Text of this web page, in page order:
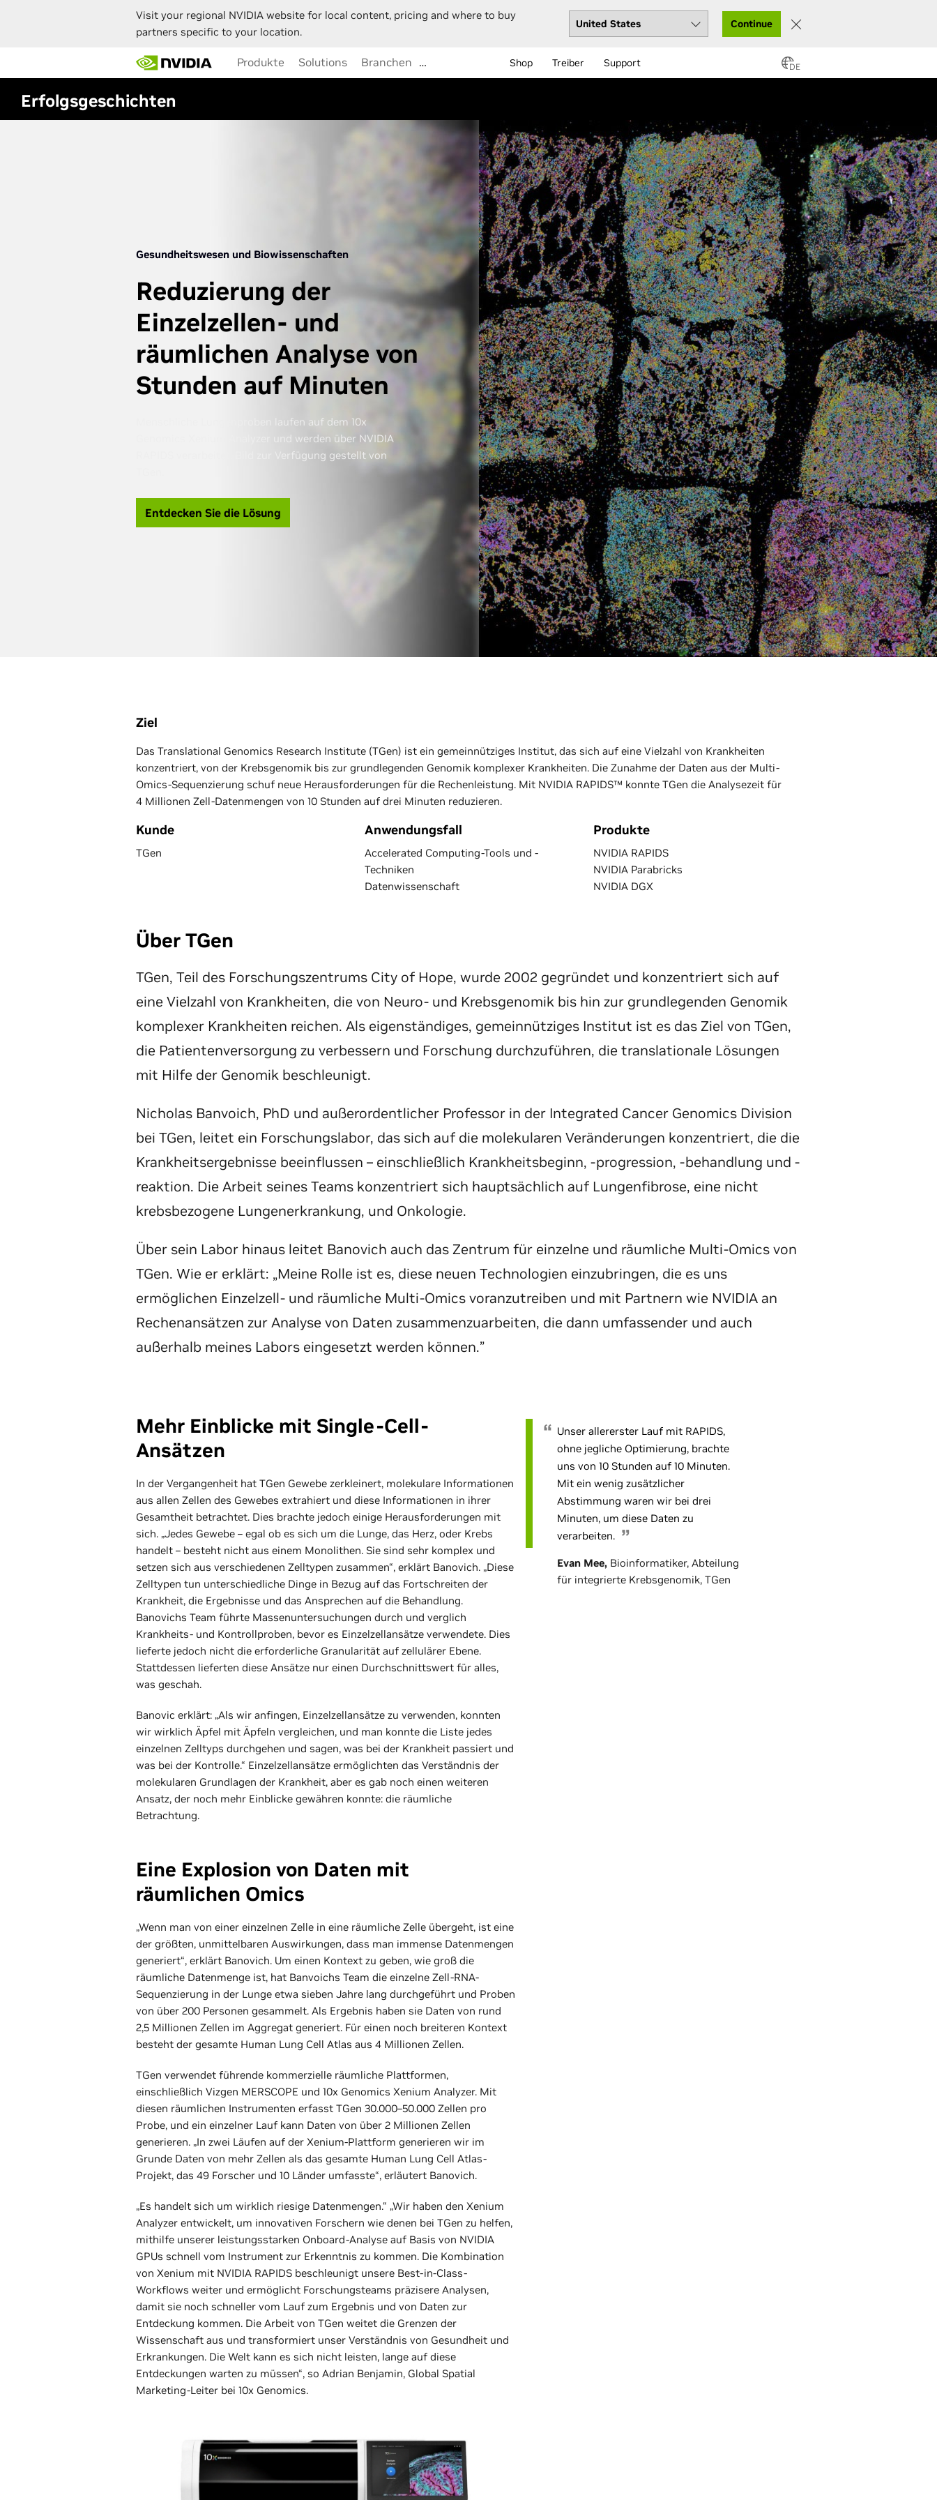
Visit your regional NVIDIA website for local content, pricing and where to buy
partners specific to your location.
Continue
main
content
Produkte Solutions Branchen … Shop Treiber Support DE
Erfolgsgeschichten
Gesundheitswesen und Biowissenschaften
Reduzierung der
Einzelzellen- und
räumlichen Analyse von
Stunden auf Minuten
Menschliche Lungenproben laufen auf dem 10x
Genomics Xenium Analyzer und werden über NVIDIA
RAPIDS verarbeitet. Bild zur Verfügung gestellt von
Entdecken Sie die Lösung
Ziel
Das Translational Genomics Research Institute (TGen) ist ein gemeinnütziges Institut, das sich auf eine Vielzahl von Krankheiten
konzentriert, von der Krebsgenomik bis zur grundlegenden Genomik komplexer Krankheiten. Die Zunahme der Daten aus der Multi-
Omics-Sequenzierung schuf neue Herausforderungen für die Rechenleistung. Mit NVIDIA RAPIDS™ konnte TGen die Analysezeit für
4 Millionen Zell-Datenmengen von 10 Stunden auf drei Minuten reduzieren.
Kunde
TGen
Anwendungsfall
Accelerated Computing-Tools und -
Techniken
Datenwissenschaft
Produkte
NVIDIA RAPIDS
NVIDIA Parabricks
NVIDIA DGX
Über TGen
TGen, Teil des Forschungszentrums City of Hope, wurde 2002 gegründet und konzentriert sich auf
eine Vielzahl von Krankheiten, die von Neuro- und Krebsgenomik bis hin zur grundlegenden Genomik
komplexer Krankheiten reichen. Als eigenständiges, gemeinnütziges Institut ist es das Ziel von TGen,
die Patientenversorgung zu verbessern und Forschung durchzuführen, die translationale Lösungen
mit Hilfe der Genomik beschleunigt.
Nicholas Banvoich, PhD und außerordentlicher Professor in der Integrated Cancer Genomics Division
bei TGen, leitet ein Forschungslabor, das sich auf die molekularen Veränderungen konzentriert, die die
Krankheitsergebnisse beeinflussen – einschließlich Krankheitsbeginn, -progression, -behandlung und -
reaktion. Die Arbeit seines Teams konzentriert sich hauptsächlich auf Lungenfibrose, eine nicht
krebsbezogene Lungenerkrankung, und Onkologie.
Über sein Labor hinaus leitet Banovich auch das Zentrum für einzelne und räumliche Multi-Omics von
TGen. Wie er erklärt: „Meine Rolle ist es, diese neuen Technologien einzubringen, die es uns
ermöglichen Einzelzell- und räumliche Multi-Omics voranzutreiben und mit Partnern wie NVIDIA an
Rechenansätzen zur Analyse von Daten zusammenzuarbeiten, die dann umfassender und auch
außerhalb meines Labors eingesetzt werden können.”
Mehr Einblicke mit Single-Cell-
Ansätzen
In der Vergangenheit hat TGen Gewebe zerkleinert, molekulare Informationen
aus allen Zellen des Gewebes extrahiert und diese Informationen in ihrer
Gesamtheit betrachtet. Dies brachte jedoch einige Herausforderungen mit
sich. „Jedes Gewebe – egal ob es sich um die Lunge, das Herz, oder Krebs
handelt – besteht nicht aus einem Monolithen. Sie sind sehr komplex und
setzen sich aus verschiedenen Zelltypen zusammen“, erklärt Banovich. „Diese
Zelltypen tun unterschiedliche Dinge in Bezug auf das Fortschreiten der
Krankheit, die Ergebnisse und das Ansprechen auf die Behandlung.
Banovichs Team führte Massenuntersuchungen durch und verglich
Krankheits- und Kontrollproben, bevor es Einzelzellansätze verwendete. Dies
lieferte jedoch nicht die erforderliche Granularität auf zellulärer Ebene.
Stattdessen lieferten diese Ansätze nur einen Durchschnittswert für alles,
was geschah.
Banovic erklärt: „Als wir anfingen, Einzelzellansätze zu verwenden, konnten
wir wirklich Äpfel mit Äpfeln vergleichen, und man konnte die Liste jedes
einzelnen Zelltyps durchgehen und sagen, was bei der Krankheit passiert und
was bei der Kontrolle.“ Einzelzellansätze ermöglichten das Verständnis der
molekularen Grundlagen der Krankheit, aber es gab noch einen weiteren
Ansatz, der noch mehr Einblicke gewähren konnte: die räumliche
Betrachtung.
Unser allererster Lauf mit RAPIDS,
ohne jegliche Optimierung, brachte
uns von 10 Stunden auf 10 Minuten.
Mit ein wenig zusätzlicher
Abstimmung waren wir bei drei
Minuten, um diese Daten zu
verarbeiten.
Evan Mee, Bioinformatiker, Abteilung
für integrierte Krebsgenomik, TGen
Eine Explosion von Daten mit
räumlichen Omics
„Wenn man von einer einzelnen Zelle in eine räumliche Zelle übergeht, ist eine
der größten, unmittelbaren Auswirkungen, dass man immense Datenmengen
generiert“, erklärt Banovich. Um einen Kontext zu geben, wie groß die
räumliche Datenmenge ist, hat Banvoichs Team die einzelne Zell-RNA-
Sequenzierung in der Lunge etwa sieben Jahre lang durchgeführt und Proben
von über 200 Personen gesammelt. Als Ergebnis haben sie Daten von rund
2,5 Millionen Zellen im Aggregat generiert. Für einen noch breiteren Kontext
besteht der gesamte Human Lung Cell Atlas aus 4 Millionen Zellen.
TGen verwendet führende kommerzielle räumliche Plattformen,
einschließlich Vizgen MERSCOPE und 10x Genomics Xenium Analyzer. Mit
diesen räumlichen Instrumenten erfasst TGen 30.000–50.000 Zellen pro
Probe, und ein einzelner Lauf kann Daten von über 2 Millionen Zellen
generieren. „In zwei Läufen auf der Xenium-Plattform generieren wir im
Grunde Daten von mehr Zellen als das gesamte Human Lung Cell Atlas-
Projekt, das 49 Forscher und 10 Länder umfasste“, erläutert Banovich.
„Es handelt sich um wirklich riesige Datenmengen.“ „Wir haben den Xenium
Analyzer entwickelt, um innovativen Forschern wie denen bei TGen zu helfen,
mithilfe unserer leistungsstarken Onboard-Analyse auf Basis von NVIDIA
GPUs schnell vom Instrument zur Erkenntnis zu kommen. Die Kombination
von Xenium mit NVIDIA RAPIDS beschleunigt unsere Best-in-Class-
Workflows weiter und ermöglicht Forschungsteams präzisere Analysen,
damit sie noch schneller vom Lauf zum Ergebnis und von Daten zur
Entdeckung kommen. Die Arbeit von TGen weitet die Grenzen der
Wissenschaft aus und transformiert unser Verständnis von Gesundheit und
Erkrankungen. Die Welt kann es sich nicht leisten, lange auf diese
Entdeckungen warten zu müssen“, so Adrian Benjamin, Global Spatial
Marketing-Leiter bei 10x Genomics.